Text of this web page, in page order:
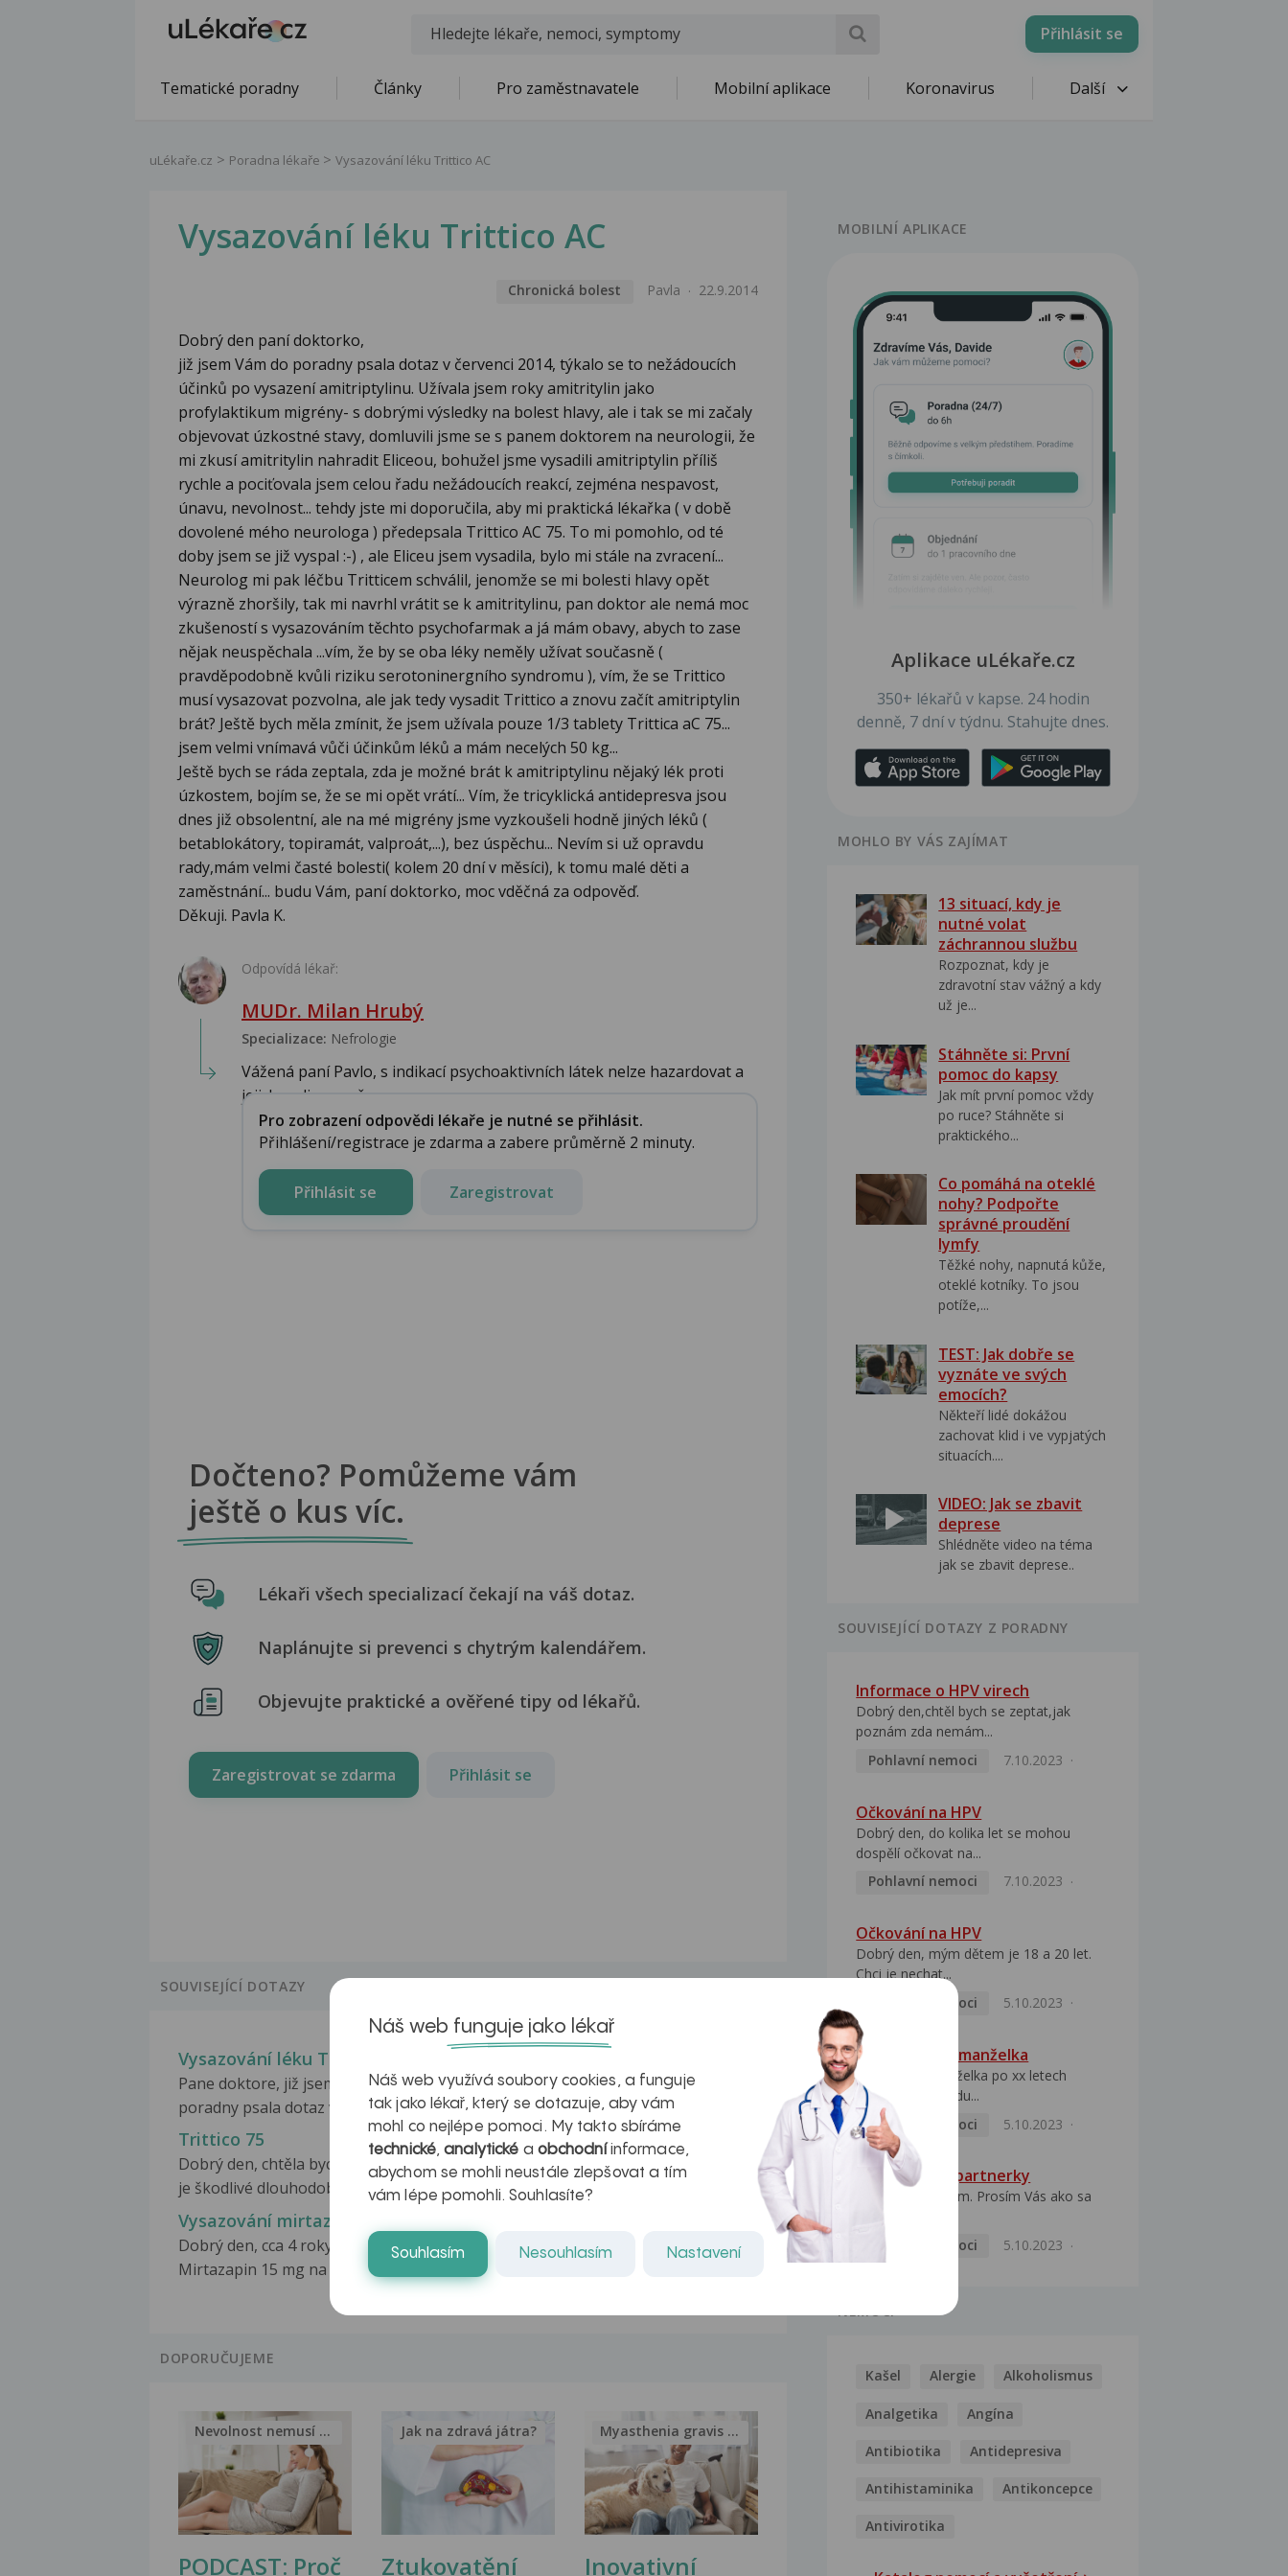
Přihlásit se
Tematické poradny Články Pro zaměstnavatele Mobilní aplikace Koronavirus Další
uLékaře.cz Poradna lékaře Vysazování léku Trittico AC
Vysazování léku Trittico AC
Chronická bolest Pavla 22.9.2014
Dobrý den paní doktorko,
již jsem Vám do poradny psala dotaz v červenci 2014, týkalo se to nežádoucích
účinků po vysazení amitriptylinu. Užívala jsem roky amitritylin jako
profylaktikum migrény- s dobrými výsledky na bolest hlavy, ale i tak se mi začaly
objevovat úzkostné stavy, domluvili jsme se s panem doktorem na neurologii, že
mi zkusí amitritylin nahradit Eliceou, bohužel jsme vysadili amitriptylin příliš
rychle a pociťovala jsem celou řadu nežádoucích reakcí, zejména nespavost,
únavu, nevolnost... tehdy jste mi doporučila, aby mi praktická lékařka ( v době
dovolené mého neurologa ) předepsala Trittico AC 75. To mi pomohlo, od té
doby jsem se již vyspal :-) , ale Eliceu jsem vysadila, bylo mi stále na zvracení...
Neurolog mi pak léčbu Tritticem schválil, jenomže se mi bolesti hlavy opět
výrazně zhoršily, tak mi navrhl vrátit se k amitritylinu, pan doktor ale nemá moc
zkušeností s vysazováním těchto psychofarmak a já mám obavy, abych to zase
nějak neuspěchala ...vím, že by se oba léky neměly užívat současně (
pravděpodobně kvůli riziku serotoninergního syndromu ), vím, že se Trittico
musí vysazovat pozvolna, ale jak tedy vysadit Trittico a znovu začít amitriptylin
brát? Ještě bych měla zmínit, že jsem užívala pouze 1/3 tablety Trittica aC 75...
jsem velmi vnímavá vůči účinkům léků a mám necelých 50 kg...
Ještě bych se ráda zeptala, zda je možné brát k amitriptylinu nějaký lék proti
úzkostem, bojím se, že se mi opět vrátí... Vím, že tricyklická antidepresva jsou
dnes již obsolentní, ale na mé migrény jsme vyzkoušeli hodně jiných léků (
betablokátory, topiramát, valproát,...), bez úspěchu... Nevím si už opravdu
rady,mám velmi časté bolesti( kolem 20 dní v měsíci), k tomu malé děti a
zaměstnání... budu Vám, paní doktorko, moc vděčná za odpověď.
Děkuji. Pavla K.
Odpovídá lékař:
MUDr. Milan Hrubý
Specializace: Nefrologie
Vážená paní Pavlo, s indikací psychoaktivních látek nelze hazardovat a
jejich ordinace přes ...
Pro zobrazení odpovědi lékaře je nutné se přihlásit.
Přihlášení/registrace je zdarma a zabere průměrně 2 minuty.
Přihlásit se Zaregistrovat
Dočteno? Pomůžeme vám
ještě o kus víc.
Lékaři všech specializací čekají na váš dotaz.
Naplánujte si prevenci s chytrým kalendářem.
Objevujte praktické a ověřené tipy od lékařů.
Zaregistrovat se zdarma Přihlásit se
SOUVISEJÍCÍ DOTAZY
Vysazování léku Trittico Ac
Pane doktore, již jsem Vám do
poradny psala dotaz v...
Dobrý den pane doktore, je nějaký
velký rozdíl v Tritticu...
Trittico 75
Dobrý den, chtěla bych se zeptat, zda
je škodlivé dlouhodobé...
Trittico
Dobrý den, od 13.8.2018 (tedy 8x) po
domluvě se...
Vysazování mirtazapinu
Dobrý den, cca 4 roky užívám
Mirtazapin 15 mg na potíže...
místo Zolpidemu
Dobrý den, chtěl bych vás požádat o
DOPORUČUJEME
PODCAST: Proč
Nevolnost nemusí být nutnou...
Ztukovatění
Jak na zdravá játra?
Inovativní
Myasthenia gravis – vše, co...
MOBILNÍ APLIKACE
Aplikace uLékaře.cz
350+ lékařů v kapse. 24 hodin
denně, 7 dní v týdnu. Stahujte dnes.
MOHLO BY VÁS ZAJÍMAT
13 situací, kdy je
nutné volat
záchrannou službu
Rozpoznat, kdy je
zdravotní stav vážný a kdy
už je...
Stáhněte si: První
pomoc do kapsy
Jak mít první pomoc vždy
po ruce? Stáhněte si
praktického...
Co pomáhá na oteklé
nohy? Podpořte
správné proudění
lymfy
Těžké nohy, napnutá kůže,
oteklé kotníky. To jsou
potíže,...
TEST: Jak dobře se
vyznáte ve svých
emocích?
Někteří lidé dokážou
zachovat klid i ve vypjatých
situacích....
VIDEO: Jak se zbavit
deprese
Shlédněte video na téma
jak se zbavit deprese..
SOUVISEJÍCÍ DOTAZY Z PORADNY
Informace o HPV virech
Dobrý den,chtěl bych se zeptat,jak
poznám zda nemám...
Pohlavní nemoci
7.10.2023
Očkování na HPV
Dobrý den, do kolika let se mohou
dospělí očkovat na...
Pohlavní nemoci
7.10.2023
Očkování na HPV
Dobrý den, mým dětem je 18 a 20 let.
Chci je nechat...
Pohlavní nemoci
5.10.2023
HPV pozitivní manželka
Dobrý den, manželka po xx letech
přivezla z Východu...
Pohlavní nemoci
5.10.2023
HPV typ 52 u partnerky
Dobrý deň prajem. Prosím Vás ako sa
Pohlavní nemoci
5.10.2023
NEMOCI
Kašel Alergie Alkoholismus
Analgetika Angína
Antibiotika Antidepresiva
Antihistaminika Antikoncepce
Antivirotika
Náš web funguje jako lékař
Náš web využívá soubory cookies, a funguje
tak jako lékař, který se dotazuje, aby vám
mohl co nejlépe pomoci. My takto sbíráme
technické,analytické a obchodníinformace,
abychom se mohli neustále zlepšovat a tím
vám lépe pomohli. Souhlasíte?
Souhlasím Nesouhlasím Nastavení